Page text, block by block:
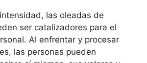
las oleadas de
ser catalizadores para el
Al enfrentar y procesar
las personas pueden